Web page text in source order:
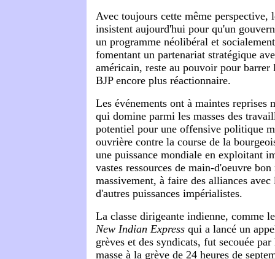
Avec toujours cette même
insistent aujourd'hui pour qu'un
un programme néolibéral et
fomentant un partenariat stratégique
américain, reste au pouvoir pour barrer
BJP encore plus réactionnaire.
Les événements ont à maintes reprises
qui domine parmi les masses des
potentiel pour une offensive politique
ouvrière contre la course de la
une puissance mondiale en exploitant
vastes ressources de main-d'oeuvre
massivement, à faire des alliances
d'autres puissances impérialistes.
La classe dirigeante indienne, comme
New Indian Express qui a lancé un
grèves et des syndicats, fut secouée
masse à la grève de 24 heures de